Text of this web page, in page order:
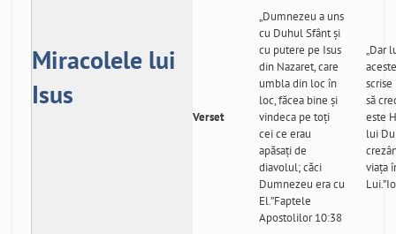
Miracolele lui
Isus
Verset
„Dumnezeu a uns
cu Duhul Sfânt şi
cu putere pe Isus
din Nazaret, care
umbla din loc în
loc, făcea bine şi
vindeca pe toţi
cei ce erau
apăsaţi de
diavolul; căci
Dumnezeu era cu
El.”Faptele
Apostolilor 10:38
„Dar
să
este
lui
viaţa